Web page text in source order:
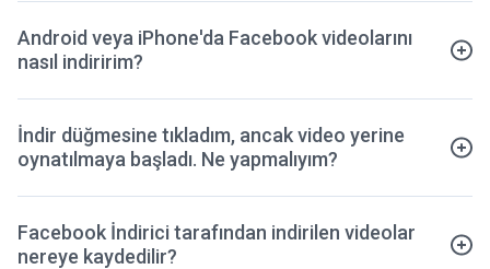
Android veya iPhone'da Facebook videolarını
nasıl indiririm?
İndir düğmesine tıkladım, ancak video yerine
oynatılmaya başladı. Ne yapmalıyım?
Facebook İndirici tarafından indirilen videolar
nereye kaydedilir?